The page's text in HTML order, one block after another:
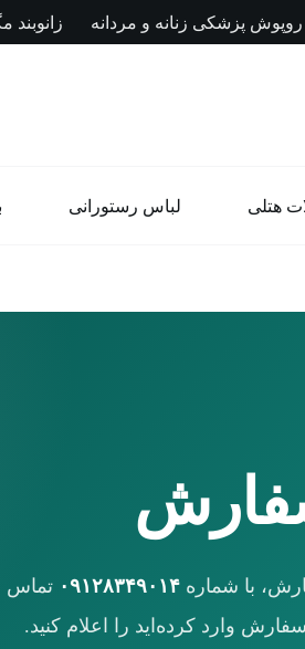
روپوش پزشکی زنانه و مردانه زانوبند
هتلی لباس رستورانی
با شماره ۰۹۱۲۸۳۴۹۰۱۴ تماس
وارد کرده‌اید را اعلام کنید.